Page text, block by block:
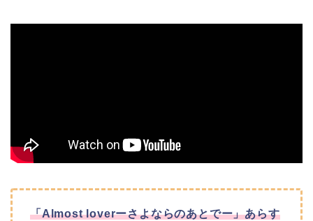
「Almost loverーさよならのあとでー」あらす